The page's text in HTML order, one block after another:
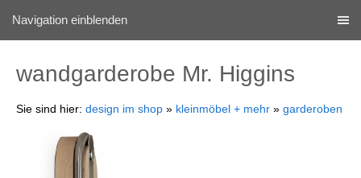
Navigation einblenden
wandgarderobe Mr. Higgins
Sie sind hier: design im shop » kleinmöbel + mehr » garderoben